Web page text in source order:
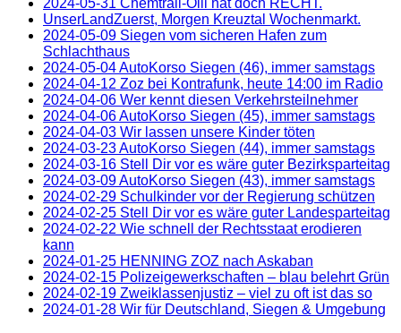
2024-05-31 Chemtrail-Olli hat doch RECHT.
UnserLandZuerst, Morgen Kreuztal Wochenmarkt.
2024-05-09 Siegen vom sicheren Hafen zum
Schlachthaus
2024-05-04 AutoKorso Siegen (46), immer samstags
2024-04-12 Zoz bei Kontrafunk, heute 14:00 im Radio
2024-04-06 Wer kennt diesen Verkehrsteilnehmer
2024-04-06 AutoKorso Siegen (45), immer samstags
2024-04-03 Wir lassen unsere Kinder töten
2024-03-23 AutoKorso Siegen (44), immer samstags
2024-03-16 Stell Dir vor es wäre guter Bezirksparteitag
2024-03-09 AutoKorso Siegen (43), immer samstags
2024-02-29 Schulkinder vor der Regierung schützen
2024-02-25 Stell Dir vor es wäre guter Landesparteitag
2024-02-22 Wie schnell der Rechtsstaat erodieren
kann
2024-01-25 HENNING ZOZ nach Askaban
2024-02-15 Polizeigewerkschaften – blau belehrt Grün
2024-02-19 Zweiklassenjustiz – viel zu oft ist das so
2024-01-28 Wir für Deutschland, Siegen & Umgebung